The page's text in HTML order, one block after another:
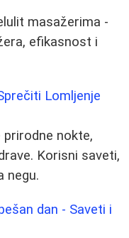
masažerima -
efikasnost i
Lomljenje
nokte,
Korisni saveti,
negu.
dan - Saveti i